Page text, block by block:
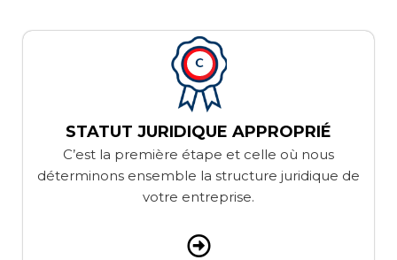
STATUT JURIDIQUE APPROPRIÉ
C’est la première étape et celle où nous
déterminons ensemble la structure juridique de
votre entreprise.